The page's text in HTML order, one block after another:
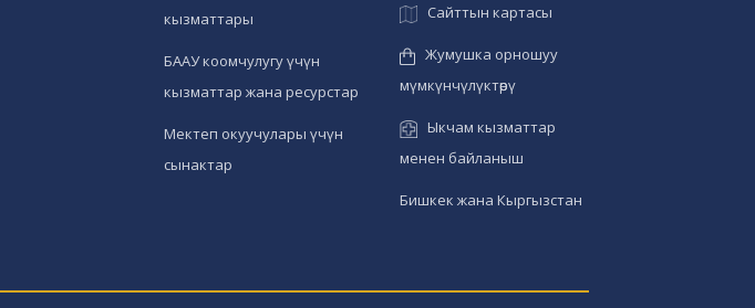
кызматтары
БААУ коомчулугу үчүн
кызматтар жана ресурстар
Мектеп окуучулары үчүн
сынактар
Сайттын картасы
Жумушка орношуу
мүмкүнчүлүктөрү
Ыкчам кызматтар
менен байланыш
Бишкек жана Кыргызстан